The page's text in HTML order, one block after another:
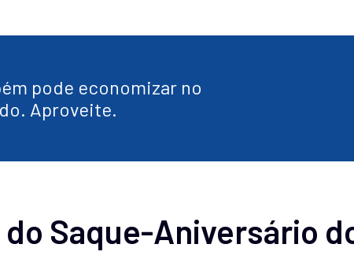
pode economizar no
Aproveite.
Saque-Aniversário